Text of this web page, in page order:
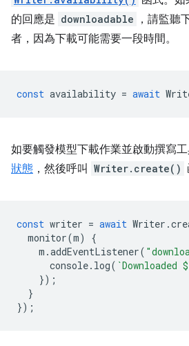
的回應是 downloadable
，請監聽
者，因為下載可能需要一段時間。
const availability = await
如要觸發模型下載作業並啟動撰寫
狀態 ，然後呼叫 Writer.create()
const writer = await Writer .
monitor(m)
{
m .addEventListener(
console. log( `Downloaded
});
}
});